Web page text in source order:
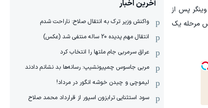
پس از
مرحله یک‌
آخرین اخبار
واکنش وزیر ترک به انتقال صلاح: ناراحت شدم
انتقال مهم پدیده 20 ساله منتفی شد (عکس)
عراق سرمربی جام ملتها را انتخاب کرد
مربی جاسوس چمپیونشیپ: رسانه‌ها بد نشانم دادند
لیموچی و چیدن خوشه انگور در مرداد!
سود استثنایی ترابزون اسپور از قرارداد محمد صلاح